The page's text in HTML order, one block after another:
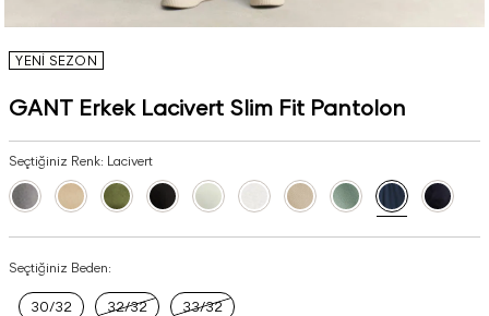
YENİ SEZON
GANT Erkek Lacivert Slim Fit Pantolon
Seçtiğiniz Renk: Lacivert
Seçtiğiniz Beden:
30/32 32/32
33/32